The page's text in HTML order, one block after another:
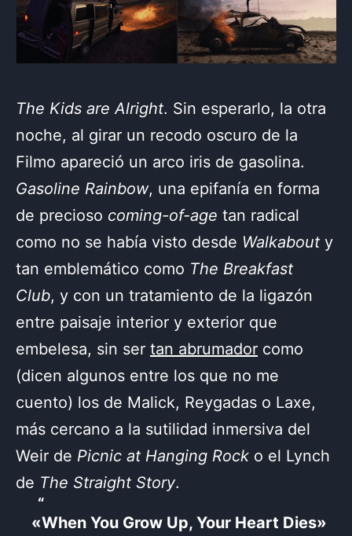
The Kids are Alright. Sin esperarlo, la otra
noche, al girar un recodo oscuro de la
Filmo apareció un arco iris de gasolina.
Gasoline Rainbow, una epifanía en forma
de precioso coming-of-age tan radical
como no se había visto desde Walkabout y
tan emblemático como The Breakfast
Club, y con un tratamiento de la ligazón
entre paisaje interior y exterior que
embelesa, sin ser tan abrumador como
(dicen algunos entre los que no me
cuento) los de Malick, Reygadas o Laxe,
más cercano a la sutilidad inmersiva del
Weir de Picnic at Hanging Rock o el Lynch
de The Straight Story.
«When You Grow Up, Your Heart Dies»